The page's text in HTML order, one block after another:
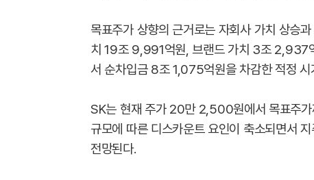
목표주가 상향의 근거로는 자회사 가치 상승
치 19조 9,991억원, 브랜드 가치 3조 2,937
서 순차입금 8조 1,075억원을 차감한 적정
SK는 현재 주가 20만 2,500원에서 목표주
규모에 따른 디스카운트 요인이 축소되면서
전망된다.